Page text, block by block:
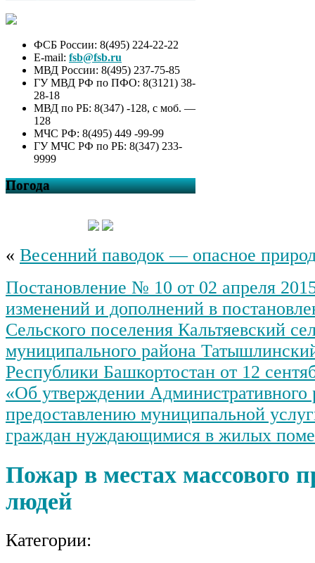
ФСБ России: 8(495) 224-22-22
E-mail: fsb@fsb.ru
МВД России: 8(495) 237-75-85
ГУ МВД РФ по ПФО: 8(3121) 38-
28-18
МВД по РБ: 8(347) -128, с моб. —
128
МЧС РФ: 8(495) 449 -99-99
ГУ МЧС РФ по РБ: 8(347) 233-
9999
Погода
« Весенний паводок — опасное
Постановление № 10 от 02 апреля
изменений и дополнений в
Сельского поселения Кальтяевский
муниципального района
Республики Башкортостан от 12
«Об утверждении Административного
предоставлению муниципальной
граждан нуждающимися в жилых
Пожар в местах массового
людей
Категории: